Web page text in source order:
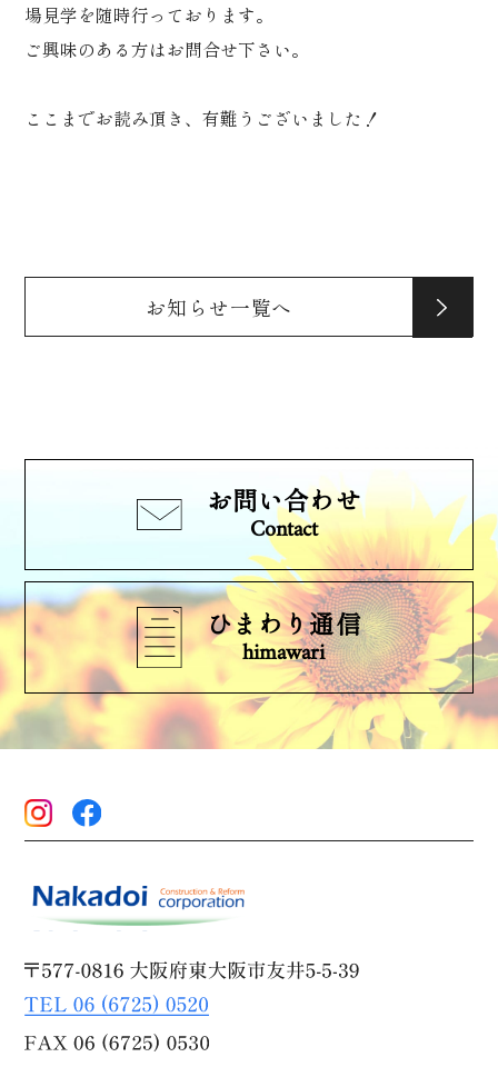
場見学を随時行っております。
ご興味のある方はお問合せ下さい。
ここまでお読み頂き、有難うございました！
お知らせ一覧へ
お問い合わせ
Contact
ひまわり通信
himawari